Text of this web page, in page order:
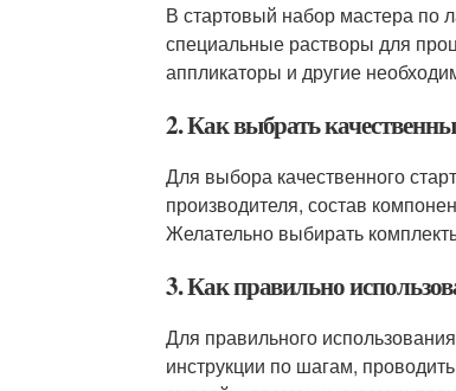
В стартовый набор мастера по
специальные растворы для
аппликаторы и другие
2. Как выбрать
Для выбора качественного
производителя, состав
Желательно выбирать
3. Как правильно
Для правильного
инструкции по шагам,